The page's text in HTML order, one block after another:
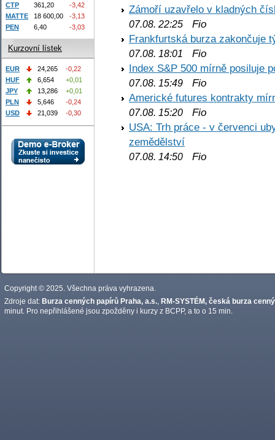
Zámoří uzavřelo v kladných
07.08. 22:25 Fio
Frankfurtská burza zakončuje
07.08. 18:01
Fio
Index S&P 500 mírně posiluje
07.08. 15:49 Fio
Americké futures kontrakty
07.08. 15:20 Fio
USA: Trh práce - v červenci
zemědělství
07.08. 14:50 Fio
CTP
361,20
-3,42
MATTE
18 600,00
-3,13
PEN
6,40 -3,03
Kurzovní lístek
EUR 24,265
-0,22
HUF
6,654
+0,01
JPY
13,286
+0,01
PLN
5,646
-0,24
USD
21,039 -0,30
Copyright © 2025. Všechna práva vyhrazena.
Zdroje dat: Burza cenných papírů Praha, a.s. RM-SYSTÉM, česká burza
minut. Pro nepřihlášené jsou zpožděny i kurzy z BCPP, a to o 15 min.